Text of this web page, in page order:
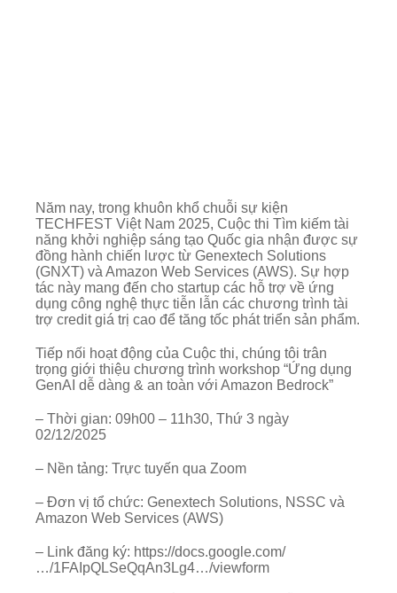
Năm nay, trong khuôn khổ chuỗi sự kiện
TECHFEST Việt Nam 2025, Cuộc thi Tìm kiếm tài
năng khởi nghiệp sáng tạo Quốc gia nhận được sự
đồng hành chiến lược từ Genextech Solutions
(GNXT) và Amazon Web Services (AWS). Sự hợp
tác này mang đến cho startup các hỗ trợ về ứng
dụng công nghệ thực tiễn lẫn các chương trình tài
trợ credit giá trị cao để tăng tốc phát triển sản phẩm.
Tiếp nối hoạt động của Cuộc thi, chúng tôi trân
trọng giới thiệu chương trình workshop “Ứng dụng
GenAI dễ dàng & an toàn với Amazon Bedrock”
– Thời gian: 09h00 – 11h30, Thứ 3 ngày
02/12/2025
– Nền tảng: Trực tuyến qua Zoom
– Đơn vị tổ chức: Genextech Solutions, NSSC và
Amazon Web Services (AWS)
– Link đăng ký: https://docs.google.com/
…/1FAIpQLSeQqAn3Lg4…/viewform